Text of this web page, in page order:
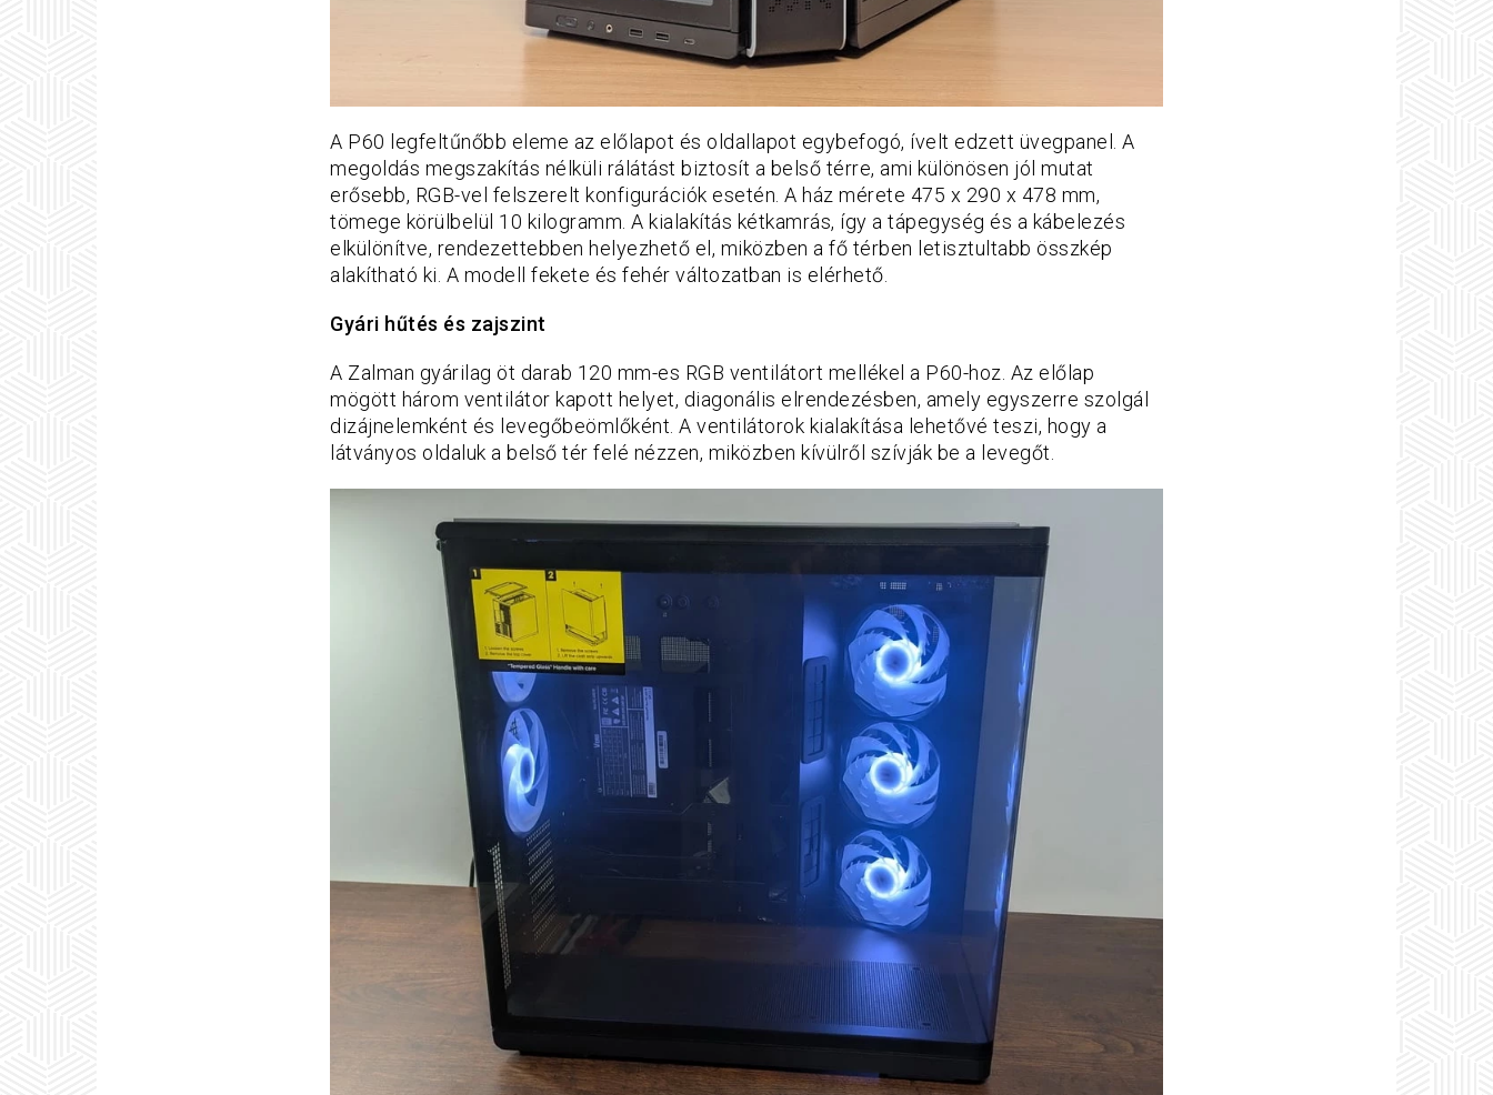
A P60 legfeltűnőbb eleme az előlapot és oldallapot egybefogó, ívelt edzett üvegpanel. A
megoldás megszakítás nélküli rálátást biztosít a belső térre, ami különösen jól mutat
erősebb, RGB-vel felszerelt konfigurációk esetén. A ház mérete 475 x 290 x 478 mm,
tömege körülbelül 10 kilogramm. A kialakítás kétkamrás, így a tápegység és a kábelezés
elkülönítve, rendezettebben helyezhető el, miközben a fő térben letisztultabb összkép
alakítható ki. A modell fekete és fehér változatban is elérhető.
Gyári hűtés és zajszint
A Zalman gyárilag öt darab 120 mm-es RGB ventilátort mellékel a P60-hoz. Az előlap
mögött három ventilátor kapott helyet, diagonális elrendezésben, amely egyszerre szolgál
dizájnelemként és levegőbeömlőként. A ventilátorok kialakítása lehetővé teszi, hogy a
látványos oldaluk a belső tér felé nézzen, miközben kívülről szívják be a levegőt.